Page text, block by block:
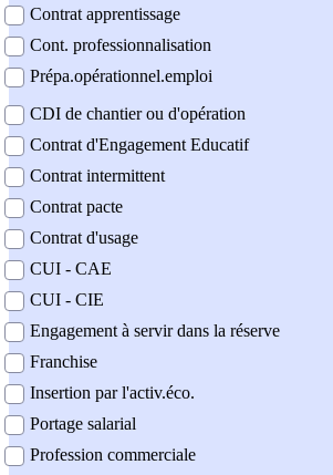
Contrat apprentissage
Cont. professionnalisation
Prépa.opérationnel.emploi
CDI de chantier ou d'opération
Contrat d'Engagement Educatif
Contrat intermittent
Contrat pacte
Contrat d'usage
CUI - CAE
CUI - CIE
Engagement à servir dans la réserve
Franchise
Insertion par l'activ.éco.
Portage salarial
Profession commerciale